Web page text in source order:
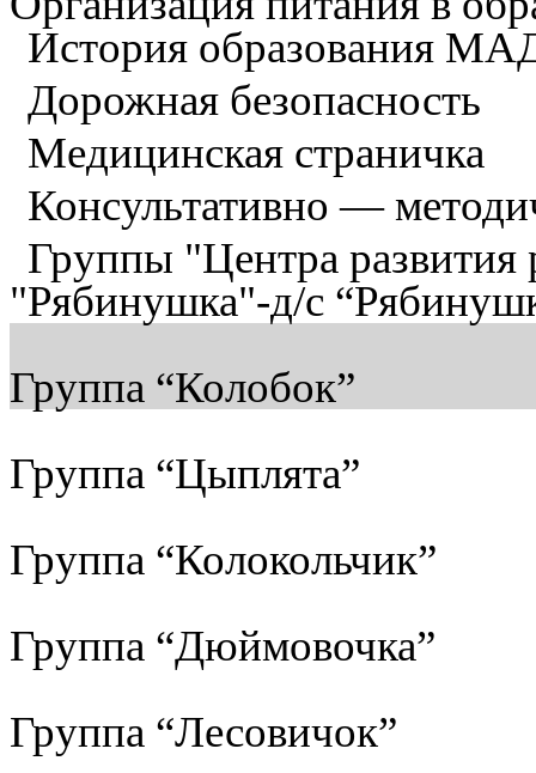
История образования
Дорожная безопасность
Медицинская страничка
Консультативно —
Группы "Центра развития
"Рябинушка"-д/с
Группа “Колобок”
Группа “Цыплята”
Группа “Колокольчик”
Группа “Дюймовочка”
Группа “Лесовичок”